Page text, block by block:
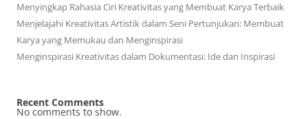
Menyingkap Rahasia Ciri Kreativitas yang Membuat Karya Terbaik
Menjelajahi Kreativitas Artistik dalam Seni Pertunjukan: Membuat
Karya yang Memukau dan Menginspirasi
Menginspirasi Kreativitas dalam Dokumentasi: Ide dan Inspirasi
Recent Comments
No comments to show.